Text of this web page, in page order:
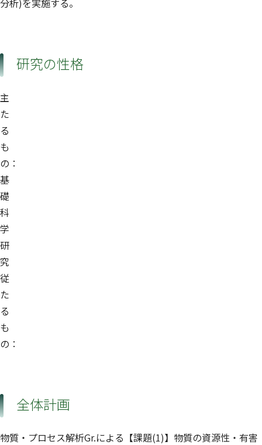
分析)を実施する。
研究の性格
主
た
る
も
の：
基
礎
科
学
研
究
従
た
る
も
の：
全体計画
物質・プロセス解析Gr.による【課題(1)】物質の資源性・有害